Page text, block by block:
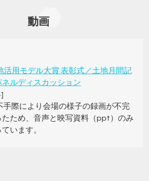
動画
活用モデル大賞 表彰式／土地月間記
ルディスカッション
際により会場の様子の録画が不完
たため、音声と映写資料（ppt）のみ
います。